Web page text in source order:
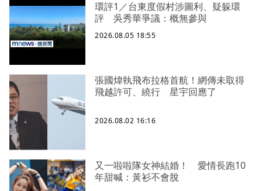
環評1／台東度假村涉圖利、疑躲環
評 吳秀華爭議：概無參與
2026.08.05 18:55
張國煒執飛布拉格首航！網傳未取得
飛越許可、繞行 星宇回應了
2026.08.02 16:16
又一啦啦隊女神結婚！ 愛情長跑10
年甜喊：黃衫不會脫